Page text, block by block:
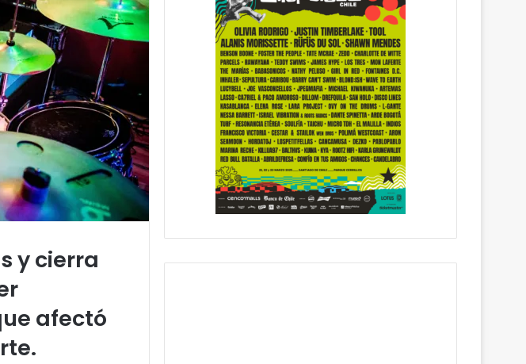
y cierra
afectó